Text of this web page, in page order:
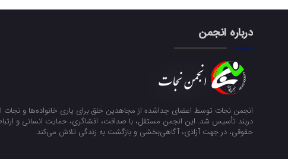
درباره انجمن
انجمن نجات توسط اعضای جداشده از مجاهدین خلق برای یاری خانواده‌ها و نجات
دربند تأسیس شد. این انجمن مستقل، با صداقت، افشاگری، حمایت انسانی و
حقوقی، در جهت آزادی، آگاهی‌بخشی و بازگشت به زندگی تلاش می‌کند.